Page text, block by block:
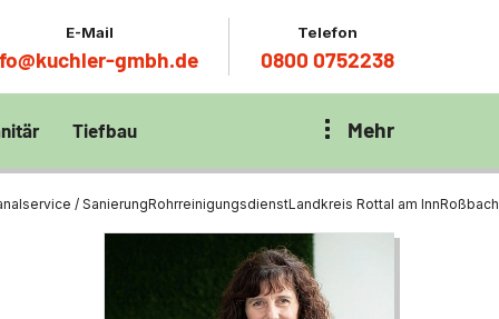
E-Mail
gmbh.de
Telefon
0800 0752238
Klärbecken
per
Tiefbau
Zentrum München
Tiefbau Mehr
/ SanierungRohrreinigungsdienstLandkreis Rottal am InnRoßbach